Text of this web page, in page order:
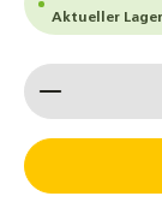
Aktueller
Produkt